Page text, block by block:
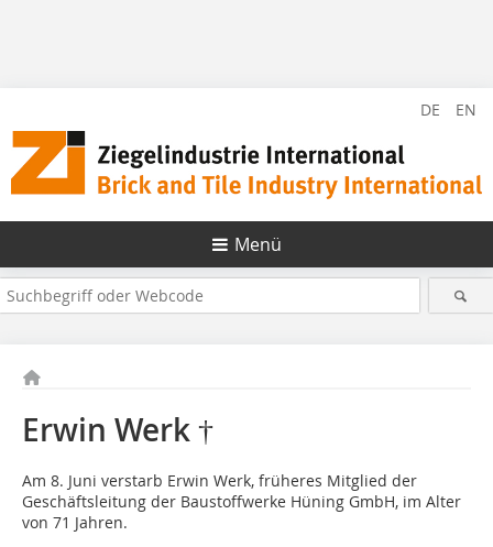
DE EN
Menü
Erwin Werk †
Am 8. Juni verstarb Erwin Werk, früheres Mitglied der
Geschäftsleitung der Baustoffwerke Hüning GmbH, im Alter
von 71 Jahren.